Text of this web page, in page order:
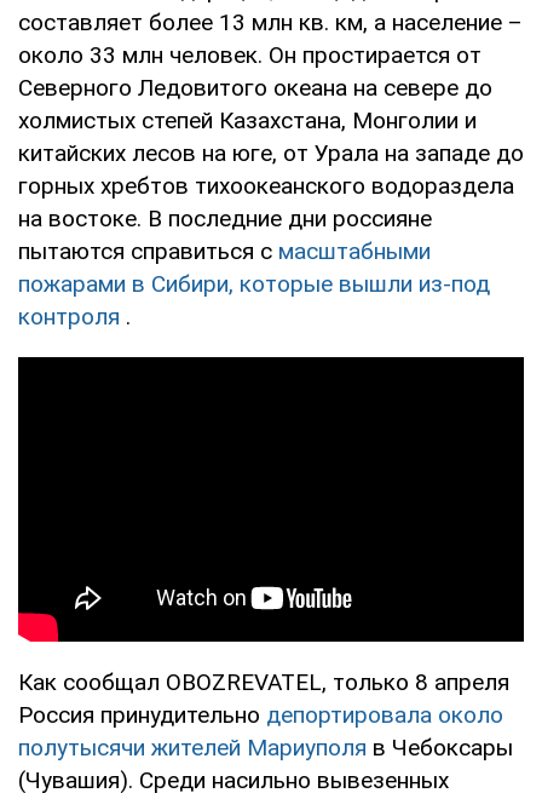
составляет более 13 млн кв. км, а население –
около 33 млн человек. Он простирается от
Северного Ледовитого океана на севере до
холмистых степей Казахстана, Монголии и
китайских лесов на юге, от Урала на западе до
горных хребтов тихоокеанского водораздела
на востоке. В последние дни россияне
пытаются справиться с масштабными
пожарами в Сибири, которые вышли из-под
контроля .
Как сообщал OBOZREVATEL, только 8 апреля
Россия принудительно депортировала около
полутысячи жителей Мариуполя в Чебоксары
(Чувашия). Среди насильно вывезенных